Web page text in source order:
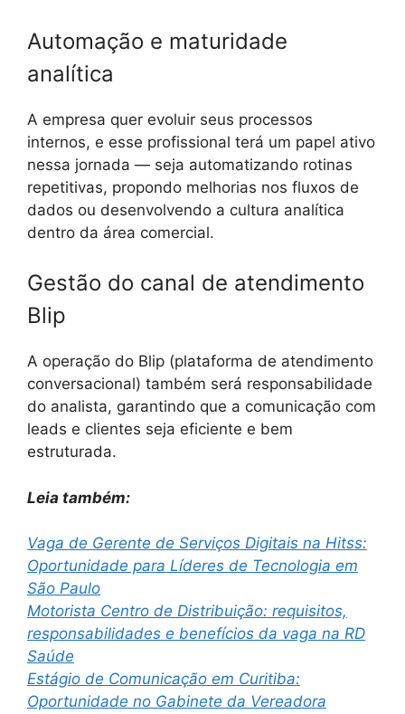
Automação e maturidade
analítica
A empresa quer evoluir seus processos
internos, e esse profissional terá um papel ativo
nessa jornada — seja automatizando rotinas
repetitivas, propondo melhorias nos fluxos de
dados ou desenvolvendo a cultura analítica
dentro da área comercial.
Gestão do canal de atendimento
Blip
A operação do Blip (plataforma de atendimento
conversacional) também será responsabilidade
do analista, garantindo que a comunicação com
leads e clientes seja eficiente e bem
estruturada.
Leia também:
Vaga de Gerente de Serviços Digitais na Hitss:
Oportunidade para Líderes de Tecnologia em
São Paulo
Motorista Centro de Distribuição: requisitos,
responsabilidades e benefícios da vaga na RD
Saúde
Estágio de Comunicação em Curitiba:
Oportunidade no Gabinete da Vereadora